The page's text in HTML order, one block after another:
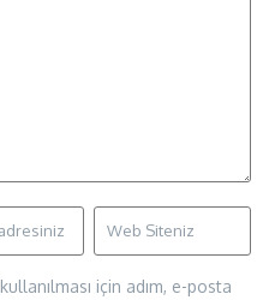
için adım, e-posta